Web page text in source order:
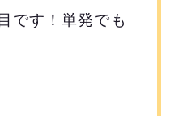
です！単発でも